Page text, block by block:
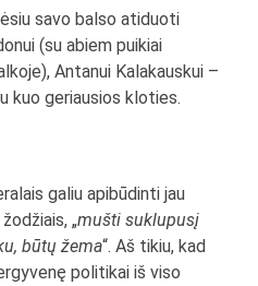
savo balso atiduoti
(su abiem puikiai
Antanui Kalakauskui –
kuo geriausios kloties.
galiu apibūdinti jau
„mušti suklupusį
būtų žema“. Aš tikiu, kad
politikai iš viso